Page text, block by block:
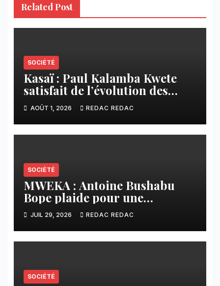
Related Post
SOCIÉTÉ
Kasaï : Paul Kalamba Kwete
satisfait de l’évolution des
travaux routiers exécutés par
SAFRIMEX
AOÛT 1, 2026 REDAC REDAC
SOCIÉTÉ
MWEKA : Antoine Bushabu
Bope plaide pour une
meilleure prise en compte des
communautés locales dans la
réforme sur le crédit carbone.
JUIL 29, 2026 REDAC REDAC
SOCIÉTÉ